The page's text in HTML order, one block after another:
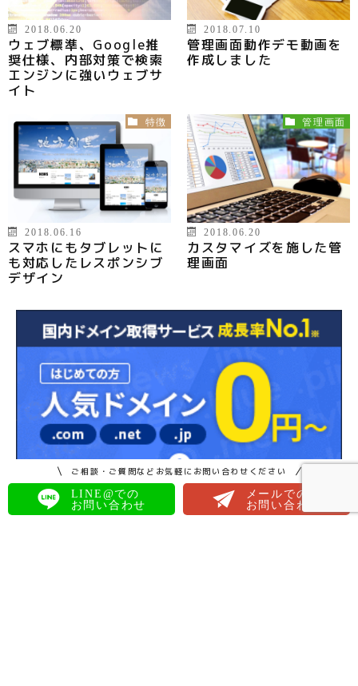
2018.06.20
ウェブ標準、Google推
奨仕様、内部対策で検索
エンジンに強いウェブサ
イト
2018.07.10
管理画面動作デモ動画を
作成しました
特徴
2018.06.16
スマホにもタブレットに
も対応したレスポンシブ
デザイン
管理画面
2018.06.20
カスタマイズを施した管
理画面
ご相談・ご質問などお気軽にお問い合わせください
LINE@での
お問い合わせ
メールでの
お問い合わせ